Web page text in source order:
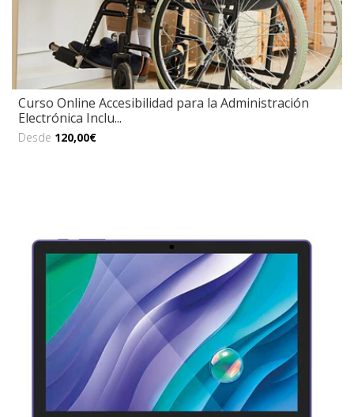
Curso Online Accesibilidad para la Administración
Electrónica Inclu...
Desde 120,00€